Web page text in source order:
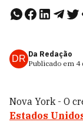
DR Da Redação
Publicado em 4
Nova York - O
Estados